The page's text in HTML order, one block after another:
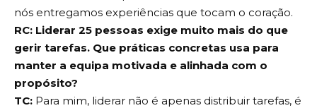
nós entregamos experiências que tocam o coração.
RC: Liderar 25 pessoas exige muito mais do que
gerir tarefas. Que práticas concretas usa para
manter a equipa motivada e alinhada com o
propósito?
TC: Para mim, liderar não é apenas distribuir tarefas, é